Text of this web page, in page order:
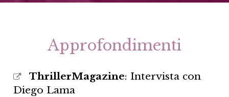
Approfondimenti
ThrillerMagazine: Intervista con
Diego Lama